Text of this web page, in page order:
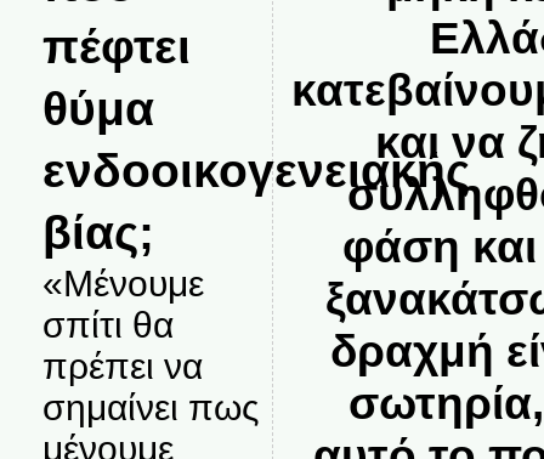
πέφτει
θύμα
ενδοοικογενειακής
βίας;
«Μένουμε
σπίτι θα
πρέπει να
σημαίνει πως
μένουμε
και να
φάση
δραχμή